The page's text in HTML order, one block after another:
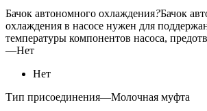
Бачок автономного охлаждения?Бачок
охлаждения в насосе нужен для
температуры компонентов насоса,
—Нет
Нет
Тип присоединения—Молочная муфта